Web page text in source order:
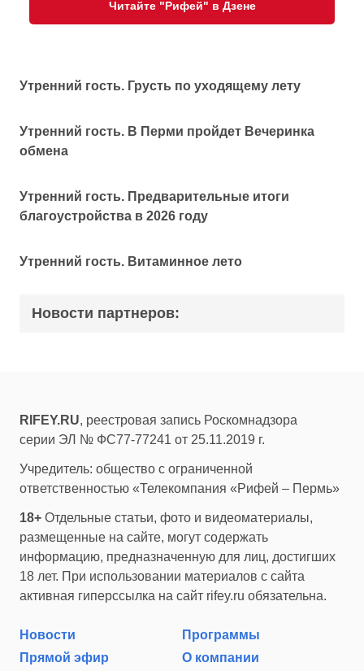
Читайте "Рифей" в Дзене
Утренний гость. Грусть по уходящему лету
Утренний гость. В Перми пройдет Вечеринка
обмена
Утренний гость. Предварительные итоги
благоустройства в 2026 году
Утренний гость. Витаминное лето
Новости партнеров:
RIFEY.RU, реестровая запись Роскомнадзора
серии ЭЛ № ФС77-77241 от 25.11.2019 г.
Учредитель: общество с ограниченной
ответственностью «Телекомпания «Рифей – Пермь»
18+ Отдельные статьи, фото и видеоматериалы,
размещенные на сайте, могут содержать
информацию, предназначенную для лиц, достигших
18 лет. При использовании материалов с сайта
активная гиперссылка на сайт rifey.ru обязательна.
Новости
Программы
Прямой эфир
О компании